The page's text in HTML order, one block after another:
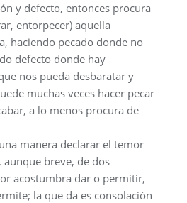
y defecto, entonces procura
entorpecer) aquella
haciendo pecado donde no
defecto donde hay
nos pueda desbaratar y
muchas veces hacer pecar
a lo menos procura de
manera declarar el temor
aunque breve, de dos
acostumbra dar o permitir,
la que da es consolación